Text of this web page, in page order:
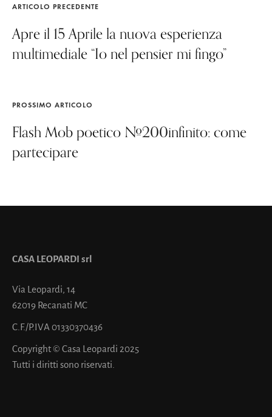
ARTICOLO PRECEDENTE
Apre il 15 Aprile la nuova esperienza
multimediale “Io nel pensier mi fingo”
PROSSIMO ARTICOLO
Flash Mob poetico #200infinito: come
partecipare
CASA LEOPARDI srl
Via Leopardi, 14
62019 Recanati MC
C.F./P.IVA 01330370436
Copyright © Casa Leopardi 2025
Tutti i diritti sono riservati.